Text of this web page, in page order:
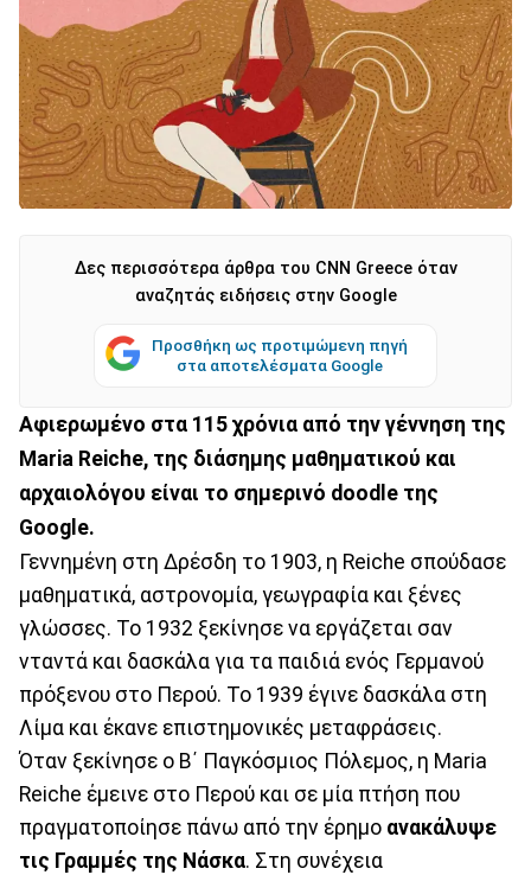
Δες περισσότερα άρθρα του CNN Greece όταν
αναζητάς ειδήσεις στην Google
Προσθήκη ως προτιμώμενη πηγή
στα αποτελέσματα Google
Αφιερωμένο στα 115 χρόνια από την γέννηση της
Maria Reiche, της διάσημης μαθηματικού και
αρχαιολόγου είναι το σημερινό doodle της
Google.
Γεννημένη στη Δρέσδη το 1903, η Reiche σπούδασε
μαθηματικά, αστρονομία, γεωγραφία και ξένες
γλώσσες. Το 1932 ξεκίνησε να εργάζεται σαν
νταντά και δασκάλα για τα παιδιά ενός Γερμανού
πρόξενου στο Περού. Το 1939 έγινε δασκάλα στη
Λίμα και έκανε επιστημονικές μεταφράσεις.
Όταν ξεκίνησε ο Β΄ Παγκόσμιος Πόλεμος, η Maria
Reiche έμεινε στο Περού και σε μία πτήση που
πραγματοποίησε πάνω από την έρημο ανακάλυψε
τις Γραμμές της Νάσκα. Στη συνέχεια